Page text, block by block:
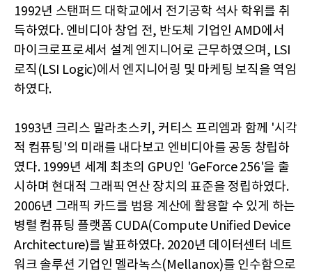
1992년 스탠퍼드 대학교에서 전기공학 석사 학위를 취
득하였다. 엔비디아 창업 전, 반도체 기업인 AMD에서
마이크로프로세서 설계 엔지니어로 근무하였으며, LSI
로직(LSI Logic)에서 엔지니어링 및 마케팅 보직을 역임
하였다.
1993년 크리스 말라초스키, 커티스 프리엠과 함께 '시각
적 컴퓨팅'의 미래를 내다보고 엔비디아를 공동 창립하
였다. 1999년 세계 최초의 GPU인 'GeForce 256'을 출
시하며 현대적 그래픽 연산 장치의 표준을 정립하였다.
2006년 그래픽 카드를 범용 계산에 활용할 수 있게 하는
병렬 컴퓨팅 플랫폼 CUDA(Compute Unified Device
Architecture)를 발표하였다. 2020년 데이터센터 네트
워크 솔루션 기업인 멜라녹스(Mellanox)를 인수함으로